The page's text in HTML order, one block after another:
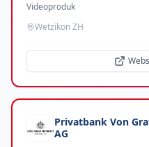
Videoproduk
Wetzikon ZH
Privatbank Von
AG